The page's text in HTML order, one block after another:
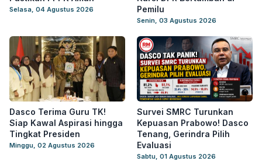
Selasa, 04 Agustus 2026
Pemilu
Senin, 03 Agustus 2026
Dasco Terima Guru TK!
Siap Kawal Aspirasi hingga
Tingkat Presiden
Minggu, 02 Agustus 2026
Survei SMRC Turunkan
Kepuasan Prabowo! Dasco
Tenang, Gerindra Pilih
Evaluasi
Sabtu, 01 Agustus 2026